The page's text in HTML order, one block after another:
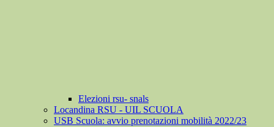
Elezioni rsu- snals
Locandina RSU - UIL SCUOLA
USB Scuola: avvio prenotazioni mobilità 2022/23